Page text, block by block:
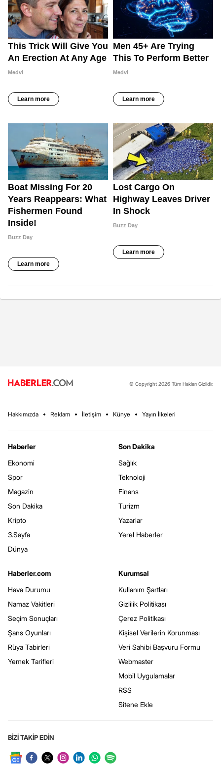
© Copyright 2026 Tüm Hakları Gizlidir.
Hakkımızda Reklam İletişim Künye Yayın İlkeleri
Haberler
Ekonomi
Spor
Magazin
Son Dakika
Kripto
3.Sayfa
Dünya
Son Dakika
Sağlık
Teknoloji
Finans
Turizm
Yazarlar
Yerel Haberler
Haberler.com
Hava Durumu
Namaz Vakitleri
Seçim Sonuçları
Şans Oyunları
Rüya Tabirleri
Yemek Tarifleri
Kurumsal
Kullanım Şartları
Gizlilik Politikası
Çerez Politikası
Kişisel Verilerin Korunması
Veri Sahibi Başvuru Formu
Webmaster
Mobil Uygulamalar
RSS
Sitene Ekle
BİZİ TAKİP EDİN